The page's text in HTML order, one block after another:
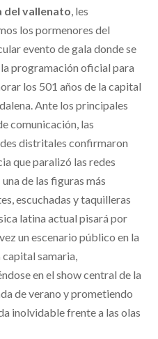
del vallenato, les
los pormenores del
evento de gala donde se
programación oficial para
los 501 años de la capital
Ante los principales
comunicación, las
distritales confirmaron
que paralizó las redes
de las figuras más
escuchadas y taquilleras
latina actual pisará por
un escenario público en la
capital samaria,
en el show central de la
de verano y prometiendo
inolvidable frente a las olas